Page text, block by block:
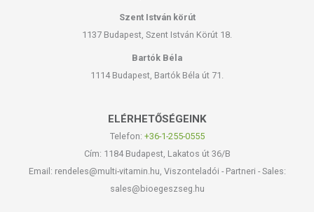
Szent István körút
1137 Budapest, Szent István Körút 18.
Bartók Béla
1114 Budapest, Bartók Béla út 71.
ELÉRHETŐSÉGEINK
Telefon: +36-1-255-0555
Cím: 1184 Budapest, Lakatos út 36/B
Email: rendeles@multi-vitamin.hu, Viszonteladói - Partneri - Sales:
sales@bioegeszseg.hu